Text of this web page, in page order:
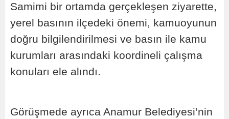
Samimi bir ortamda gerçekleşen ziyarette,
yerel basının ilçedeki önemi, kamuoyunun
doğru bilgilendirilmesi ve basın ile kamu
kurumları arasındaki koordineli çalışma
konuları ele alındı.
Görüşmede ayrıca Anamur Belediyesi’nin